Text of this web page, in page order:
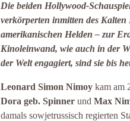
Die beiden Hollywood-
verkörperten inmitten des
amerikanischen Helden – zur
Kinoleinwand, wie auch in der
der Welt engagiert, sind sie bis
Leonard Simon Nimoy kam am
Dora geb. Spinner und Max
damals sowjetrussisch regierten